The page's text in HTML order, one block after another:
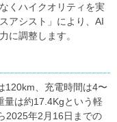
くハイクオリティを実
アシスト」により、AI
に調整します。
120km、充電時間は4〜
量は約17.4Kgという軽
2025年2月16日までの